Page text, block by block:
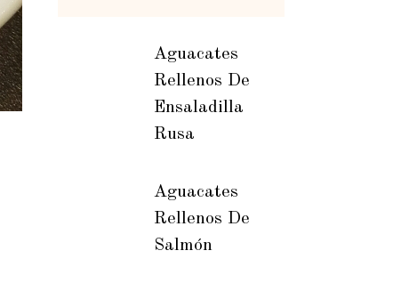
Aguacates
Rellenos De
Ensaladilla
Rusa
Aguacates
Rellenos De
Salmón